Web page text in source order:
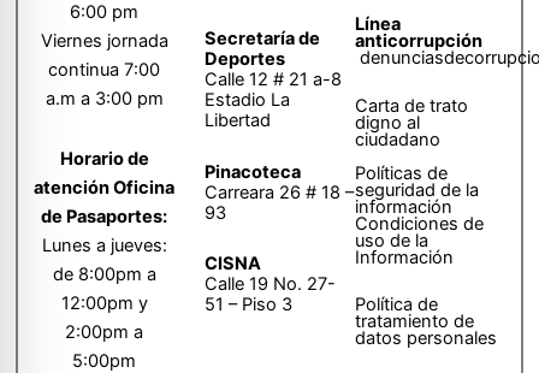
6:00 pm
Viernes jornada
continua 7:00
a.m a 3:00 pm
Horario de
atención Oficina
de Pasaportes:
Lunes a jueves:
de 8:00pm a
12:00pm y
2:00pm a
5:00pm
Secretaría de
Deportes
Calle 12 # 21 a-8
Estadio La
Libertad
Pinacoteca
Carreara 26 # 18 –
93
CISNA
Calle 19 No. 27-
51 – Piso 3
Línea
anticorrupción
Carta de trato
digno al
ciudadano
Políticas de
seguridad de la
información
Condiciones de
uso de la
Información
Política de
tratamiento de
datos personales